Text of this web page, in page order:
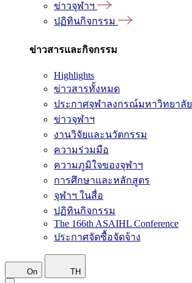
ข่าวจุฬาฯ
ปฏิทินกิจกรรม
ข่าวสารและกิจกรรม
Highlights
ข่าวสารทั้งหมด
ประกาศจุฬาลงกรณ์มหาวิทยาลัย
ข่าวจุฬาฯ
งานวิจัยและนวัตกรรม
ความร่วมมือ
ความภูมิใจของจุฬาฯ
การศึกษาและหลักสูตร
จุฬาฯ ในสื่อ
ปฏิทินกิจกรรม
The 166th ASAIHL Conference
ประกาศจัดซื้อจัดจ้าง
On TH